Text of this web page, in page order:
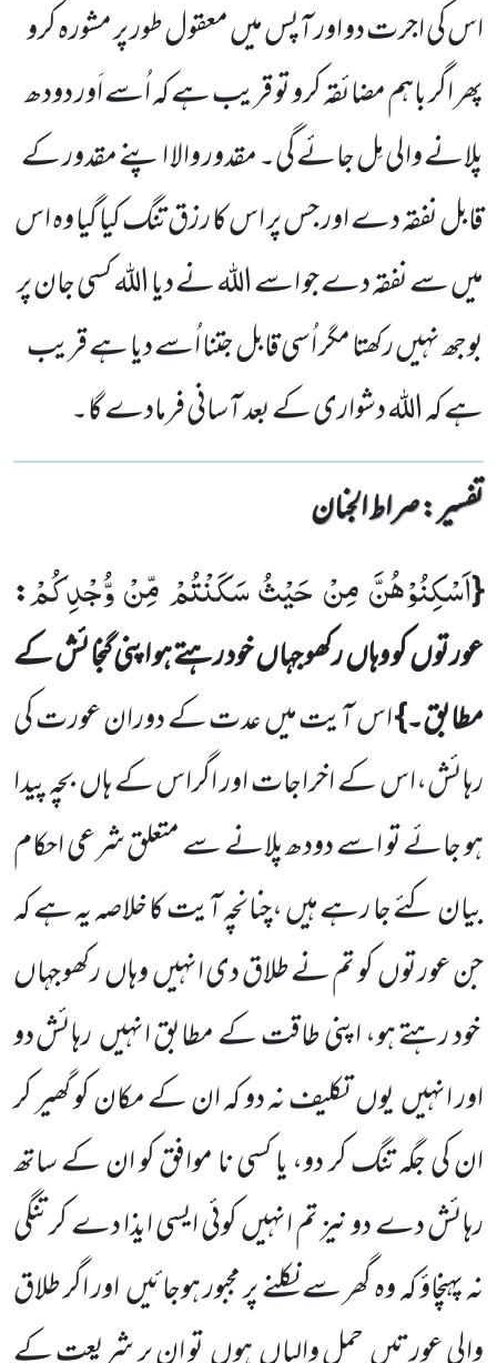
اس کی اجرت دو اور آپس میں معقول طور پر مشورہ کرو
پھر اگر باہم مضائقہ کرو تو قریب ہے کہ اُسے اَور دودھ
پلانے والی مِل جائے گی۔ مقدور والا اپنے مقدور کے
قابل نفقہ دے اور جس پر اس کا رزق تنگ کیا گیا وہ اس
میں سے نفقہ دے جو اسے اللہ نے دیا اللہ کسی جان پر
بوجھ نہیں رکھتا مگر اُسی قابل جتنا اُسے دیا ہے قریب
ہے کہ اللہ دشواری کے بعد آسانی فرمادے گا۔
تفسیر : ‎صراط الجنان
{اَسْكِنُوْهُنَّ مِنْ حَیْثُ سَكَنْتُمْ مِّنْ وُّجْدِكُمْ:
عورتوںکو وہاںرکھو جہاںخود رہتے ہو اپنی گنجائش کے
مطابق۔}اس آیت میں عدت کے دوران عورت کی
رہائش،اس کے اخراجات اور اگراس کے ہاںبچہ پیدا
ہو جائے تو اسے دودھ پلانے سے متعلق شرعی احکام
بیان کئے جا رہے ہیں ،چنانچہ آیت کا خلاصہ یہ ہے کہ
جن عورتوںکو تم نے طلاق دی انہیںوہاںرکھو جہاں
خود رہتے ہو، اپنی طاقت کے مطابق انہیںرہائش دو
اور انہیںیوںتکلیف نہ دو کہ ان کے مکان کو گھیر کر
ان کی جگہ تنگ کر دو، یا کسی نا موافق کو ان کے ساتھ
رہائش دے دو نیز تم انہیں کوئی ایسی ایذا دے کر تنگی
نہ پہنچاؤ کہ وہ گھر سے نکلنے پر مجبور ہوجائیںاور اگر طلاق